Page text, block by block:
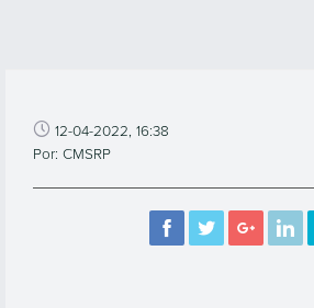
12-04-2022, 16:38
Por: CMSRP